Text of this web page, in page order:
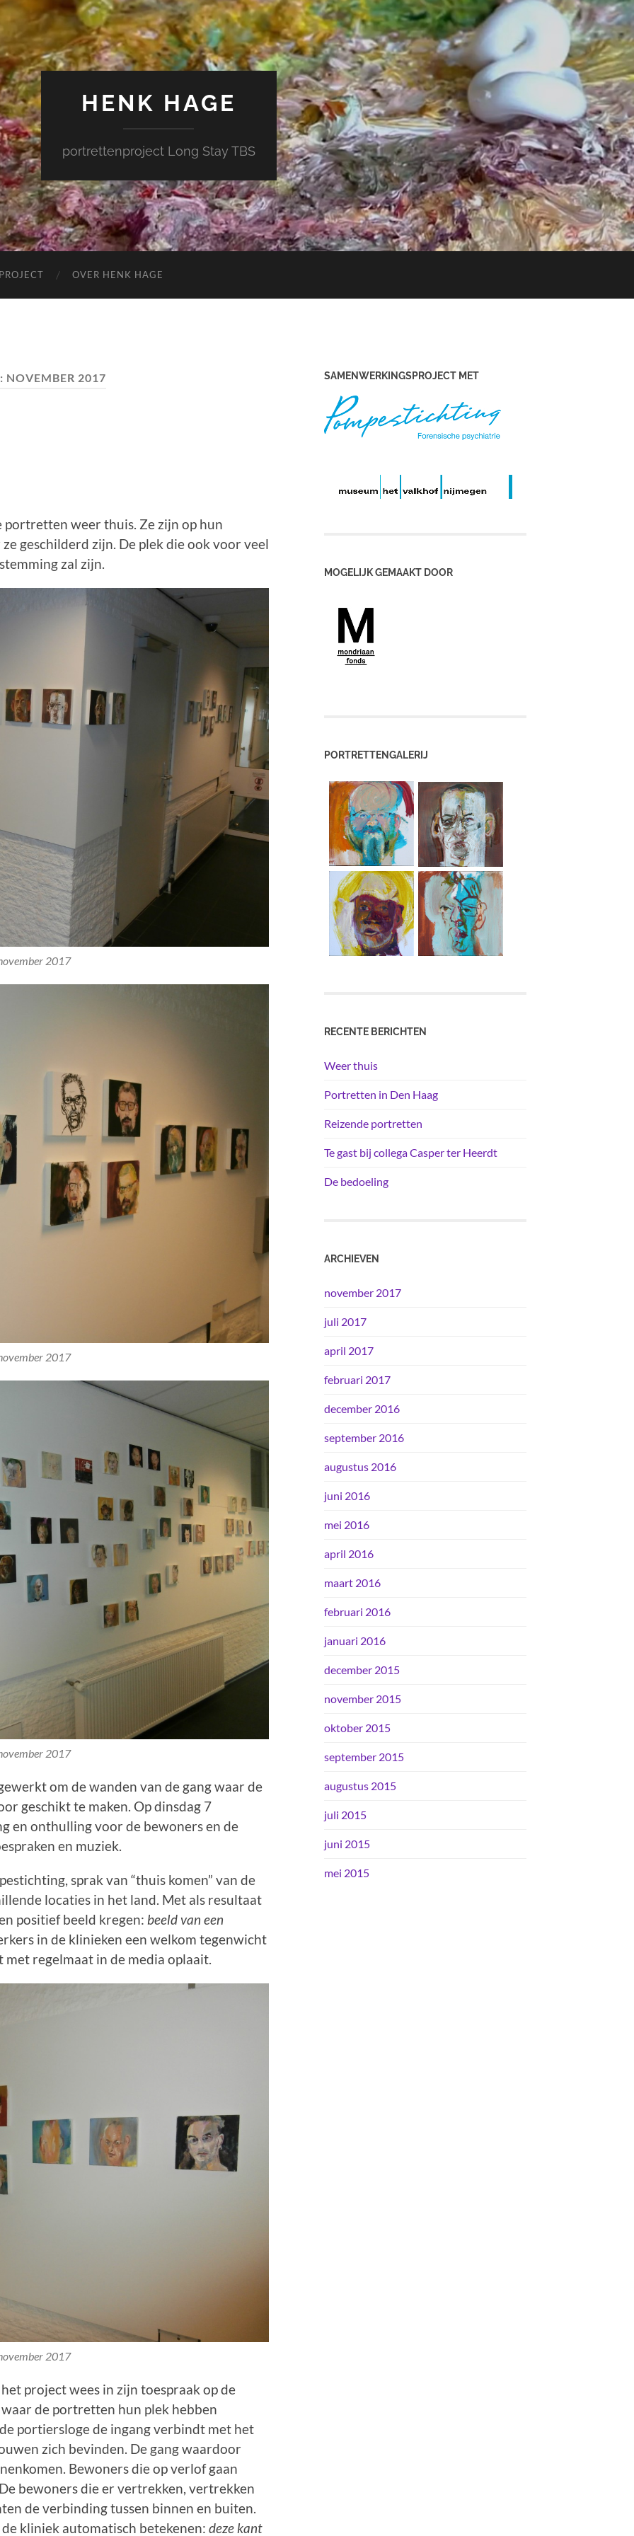
HENK HAGE
portrettenproject Long Stay TBS
OVER HENK HAGE
NOVEMBER 2017
portretten weer thuis. Ze zijn op hun
geschilderd zijn. De plek die ook voor veel
zal zijn.
2017
2017
2017
om de wanden van de gang waar de
geschikt te maken. Op dinsdag 7
en onthulling voor de bewoners en de
en muziek.
sprak van “thuis komen” van de
locaties in het land. Met als resultaat
positief beeld kregen: beeld van een
in de klinieken een welkom tegenwicht
regelmaat in de media oplaait.
2017
project wees in zijn toespraak op de
de portretten hun plek hebben
portiersloge de ingang verbindt met het
zich bevinden. De gang waardoor
Bewoners die op verlof gaan
bewoners die er vertrekken, vertrekken
de verbinding tussen binnen en buiten.
de kliniek automatisch betekenen: deze kant
SAMENWERKINGSPROJECT MET
MOGELIJK GEMAAKT DOOR
PORTRETTENGALERIJ
RECENTE BERICHTEN
Weer thuis
Portretten in Den Haag
Reizende portretten
Te gast bij collega Casper ter Heerdt
De bedoeling
ARCHIEVEN
november 2017
juli 2017
april 2017
februari 2017
december 2016
september 2016
augustus 2016
juni 2016
mei 2016
april 2016
maart 2016
februari 2016
januari 2016
december 2015
november 2015
oktober 2015
september 2015
augustus 2015
juli 2015
juni 2015
mei 2015